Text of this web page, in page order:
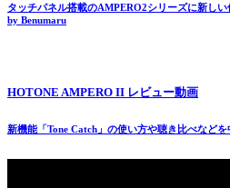
タッチパネル搭載のAMPERO2シリーズに新し
by Benumaru
HOTONE AMPERO II レビュー動画
新機能「Tone Catch」の使い方や聴き比べなどを